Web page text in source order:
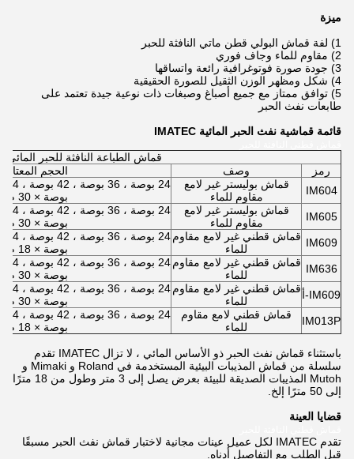
ميزة
1) لفة قماش البولي قطن ماتي النافثة للحبر
2) مقاوم للماء وجاف فوري
3) جودة صورة فوتوغرافية رائعة واتساقها
4) شكل ومظهر الوزن الثقيل للصورة الحقيقية
5) توافق ممتاز مع جميع أصباغ وصبغات ذات نوعية جيدة تعتمد على
طابعات نفث الحبر
قائمة قماشية نفث الحبر المائية IMATEC
قماش الطباعة النافثة للحبر المائي
رمز
وصف
الحجم المعتاد
IM604
قماش بوليستر غير لامع
مقاوم للماء
بوصة × 30 م
IM605
قماش بوليستر غير لامع
مقاوم للماء
بوصة × 30 م
IM609 قماش قطني غير لامع مقاوم
للماء
بوصة × 18 م
IM636 قماش قطني غير لامع مقاوم
للماء
بوصة × 30 م
IM609-أ
قماش قطني غير لامع مقاوم
للماء
بوصة × 30 م
IM013P
قماش قطني لامع مقاوم
للماء
بوصة × 18 م
باستثناء قماش نفث الحبر ذو الأساس المائي ، لا تزال IMATEC تقدم
سلسلة من قماش المذيبات البيئية المستخدمة في Roland و Mimaki و
Mutoh المذيبات الصديقة للبيئة بعرض يصل إلى 3 متر وطول من 18 مترًا
إلى 50 مترًا إلخ.
قضايا العينة
تقدم IMATEC لكل عميل عينات مجانية لاختبار قماش نفث الحبر مسبقًا
قبل الطلب مع التفاصيل أدناه.